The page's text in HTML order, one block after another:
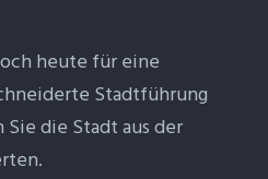
heute für eine
Stadtführung
die Stadt aus der